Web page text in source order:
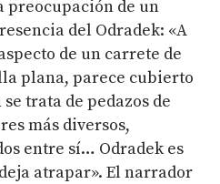
preocupación de un
del Odradek: «A
de un carrete de
plana, parece cubierto
trata de pedazos de
más diversos,
entre sí… Odradek es
atrapar». El narrador